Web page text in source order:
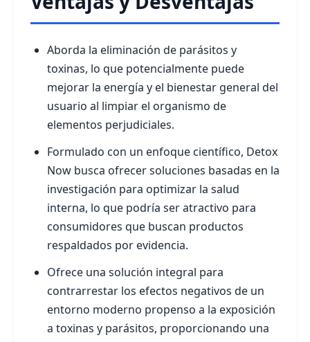
Aborda la eliminación de parásitos y
toxinas, lo que potencialmente puede
mejorar la energía y el bienestar general del
usuario al limpiar el organismo de
elementos perjudiciales.
Formulado con un enfoque científico, Detox
Now busca ofrecer soluciones basadas en la
investigación para optimizar la salud
interna, lo que podría ser atractivo para
consumidores que buscan productos
respaldados por evidencia.
Ofrece una solución integral para
contrarrestar los efectos negativos de un
entorno moderno propenso a la exposición
a toxinas y parásitos, proporcionando una